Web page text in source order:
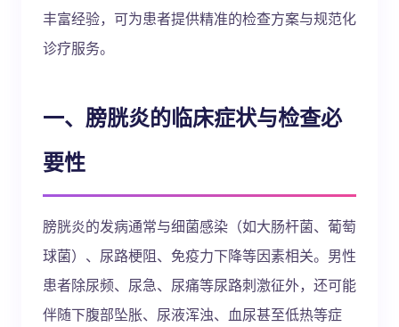
丰富经验，可为患者提供精准的检查方案与规范化
诊疗服务。
一、膀胱炎的临床症状与检查必
要性
膀胱炎的发病通常与细菌感染（如大肠杆菌、葡萄
球菌）、尿路梗阻、免疫力下降等因素相关。男性
患者除尿频、尿急、尿痛等尿路刺激征外，还可能
伴随下腹部坠胀、尿液浑浊、血尿甚至低热等症